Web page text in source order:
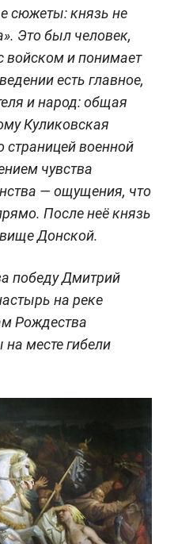
сюжеты: князь не
Это был человек,
и понимает
есть главное,
и народ: общая
Куликовская
страницей военной
чувства
— ощущения, что
После неё князь
Донской.
победу Дмитрий
на реке
Рождества
месте гибели